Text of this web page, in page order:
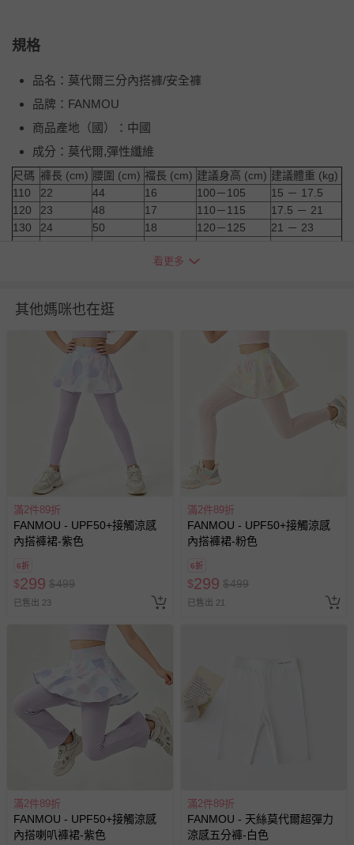
規格
品名：莫代爾三分內搭褲/安全褲
品牌：FANMOU
商品產地（國）：中國
成分：莫代爾,彈性纖維
尺碼 褲長 (cm) 腰圍 (cm) 襠長 (cm) 建議身高 (cm) 建議體重 (kg)
110
22 44 16 100－105
15 － 17.5
120
23 48 17 110－115
17.5 － 21
130
24 50 18 120－125
21 － 23
20 140－145
※尺寸為平鋪測量，因測量方式不同，可能存在1-3cm誤差，敬請
※建議身高會因每人感受、身材比例及穿著習慣而有所不同，僅供
※由於螢幕顯示、拍攝光線、個人認知不同等因素，可能會造成略
有色差，請依收到實物顏色為準哦。
您所購買的商品享有7天的鑑賞期／猶豫期權益，但此期間
並非試用期，您所退回的商品必須是未經使用的全新狀態，
包含完整包裝、配件、說明文件及贈品等。
如需退換貨，請於收到商品7天（含例假日內提出），如為
退貨，您可至『查詢訂單』>『已出貨』中查詢該筆訂單，
並點選『我要退貨』即可進行申請。若有相關退貨問題，請
至媽咪愛
LINE@客服ID: @mamilove我們將依序為您處理
與服務，謝謝。
針對滿件折/滿額贈…等活動，如因部份退貨，而該訂單保
留商品未達活動門檻，將以原價計算，活動贈品亦需一併退
回。
部分商品依據消費者保護法的規定，不適用七天鑑賞期/猶
豫期範圍：
易於腐敗、保存期限較短或解約時即將逾期（例如生鮮
客製化商品（例如客製生日書、姓名貼等）。
報紙、期刊或雜誌（惟書籍如經拆封、使用，則酌收整
看更多
其他媽咪也在逛
滿2件89折
FANMOU - UPF50+接觸涼感
內搭褲裙-紫色
6折
$299 $499
已售出 23
滿2件89折
FANMOU - UPF50+接觸涼感
內搭褲裙-粉色
6折
$299 $499
已售出 21
滿2件89折
FANMOU - UPF50+接觸涼感
內搭喇叭褲裙-紫色
滿2件89折
FANMOU - 天絲莫代爾超彈力
涼感五分褲-白色